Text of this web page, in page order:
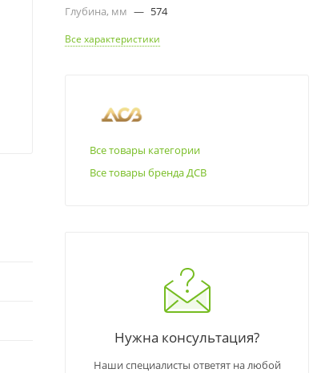
Глубина, мм — 574
Все характеристики
Все товары категории
Все товары бренда ДСВ
Нужна консультация?
Наши специалисты ответят на любой